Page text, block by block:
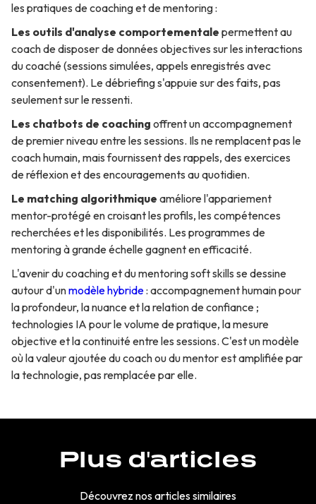
les pratiques de coaching et de mentoring :
Les outils d'analyse comportementale permettent au
coach de disposer de données objectives sur les interactions
du coaché (sessions simulées, appels enregistrés avec
consentement). Le débriefing s'appuie sur des faits, pas
seulement sur le ressenti.
Les chatbots de coaching offrent un accompagnement
de premier niveau entre les sessions. Ils ne remplacent pas le
coach humain, mais fournissent des rappels, des exercices
de réflexion et des encouragements au quotidien.
Le matching algorithmique améliore l'appariement
mentor-protégé en croisant les profils, les compétences
recherchées et les disponibilités. Les programmes de
mentoring à grande échelle gagnent en efficacité.
L'avenir du coaching et du mentoring soft skills se dessine
autour d'unmodèle hybride: accompagnement humain pour
la profondeur, la nuance et la relation de confiance ;
technologies IA pour le volume de pratique, la mesure
objective et la continuité entre les sessions. C'est un modèle
où la valeur ajoutée du coach ou du mentor est amplifiée par
la technologie, pas remplacée par elle.
Plus d'articles
Découvrez nos articles similaires